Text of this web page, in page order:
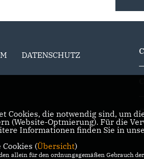
DATENSCHUTZ
Cookies, die notwendig sind, um
(Website-Optmierung). Für die
Informationen finden Sie in
(Übersicht)
allein für den ordnungsgemäßen Gebrauch